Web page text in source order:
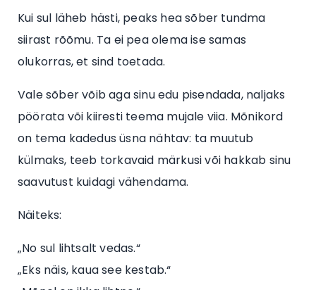
Kui sul läheb hästi, peaks hea sõber tundma
siirast rõõmu. Ta ei pea olema ise samas
olukorras, et sind toetada.
Vale sõber võib aga sinu edu pisendada, naljaks
pöörata või kiiresti teema mujale viia. Mõnikord
on tema kadedus üsna nähtav: ta muutub
külmaks, teeb torkavaid märkusi või hakkab sinu
saavutust kuidagi vähendama.
Näiteks:
„No sul lihtsalt vedas.“
„Eks näis, kaua see kestab.“